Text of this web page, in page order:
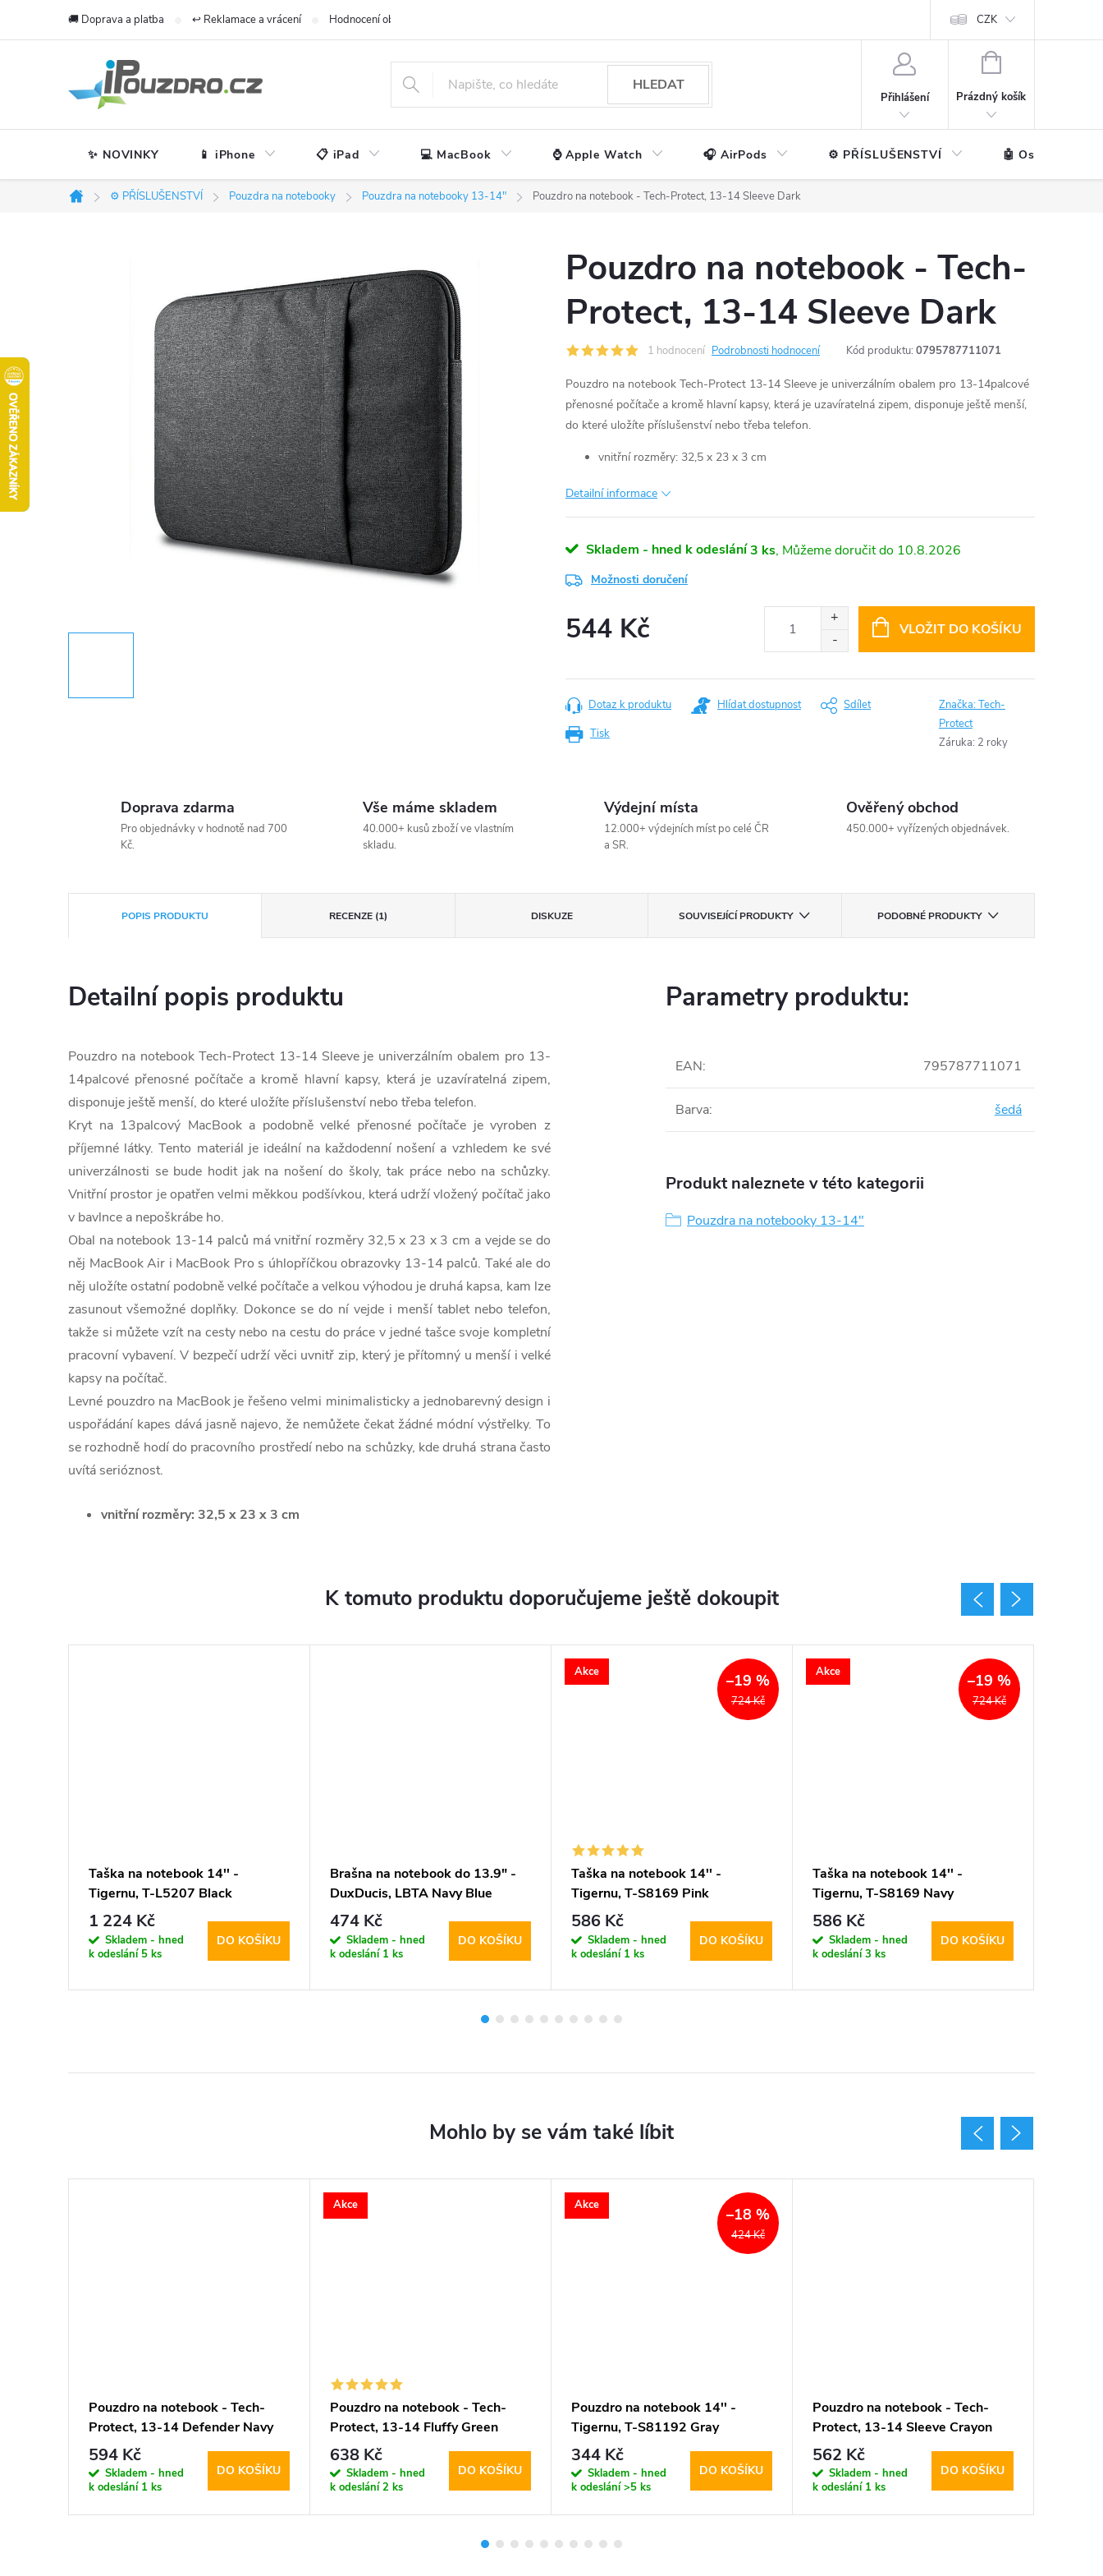
🚚 Doprava a platba ↩️ Reklamace a vrácení Hodnocení obchodu CZK
HLEDAT
Přihlášení
NÁKUPNÍ
Prázdný košík
✨ NOVINKY 📱 iPhone 📋 iPad 💻 MacBook ⌚ Apple Watch 🎧 AirPods ⚙️ PŘÍSLUŠENSTVÍ 🤖 Ostatní
Domů
⚙️ PŘÍSLUŠENSTVÍ Pouzdra na notebooky Pouzdra na notebooky 13-14" Pouzdro na notebook - Tech-Protect, 13-14 Sleeve Dark
Pouzdro na notebook - Tech-
Protect, 13-14 Sleeve Dark
1 hodnocení Podrobnosti hodnocení Kód produktu: 0795787711071
Pouzdro na notebook Tech-Protect 13-14 Sleeve je univerzálním obalem pro 13-14palcové
přenosné počítače a kromě hlavní kapsy, která je uzavíratelná zipem, disponuje ještě menší,
do které uložíte příslušenství nebo třeba telefon.
vnitřní rozměry: 32,5 x 23 x 3 cm
Detailní informace
Skladem - hned k odeslání3 ks 10.8.2026
Možnosti doručení
544 Kč VLOŽIT DO KOŠÍKU
Tisk
Dotaz k produktu Hlídat dostupnost Sdílet Značka:Tech-
Protect
Záruka: 2 roky
Doprava zdarma
Pro objednávky v hodnotě nad 700
Kč.
Vše máme skladem
40.000+ kusů zboží ve vlastním
skladu.
Výdejní místa
12.000+ výdejních míst po celé ČR
a SR.
Ověřený obchod
450.000+ vyřízených objednávek.
POPIS PRODUKTU RECENZE (1) DISKUZE SOUVISEJÍCÍ PRODUKTY PODOBNÉ PRODUKTY
Detailní popis produktu
Pouzdro na notebook Tech-Protect 13-14 Sleeve je univerzálním obalem pro 13-
14palcové přenosné počítače a kromě hlavní kapsy, která je uzavíratelná zipem,
disponuje ještě menší, do které uložíte příslušenství nebo třeba telefon.
Kryt na 13palcový MacBook a podobně velké přenosné počítače je vyroben z
příjemné látky. Tento materiál je ideální na každodenní nošení a vzhledem ke své
univerzálnosti se bude hodit jak na nošení do školy, tak práce nebo na schůzky.
Vnitřní prostor je opatřen velmi měkkou podšívkou, která udrží vložený počítač jako
v bavlnce a nepoškrábe ho.
Obal na notebook 13-14 palců má vnitřní rozměry 32,5 x 23 x 3 cm a vejde se do
něj MacBook Air i MacBook Pro s úhlopříčkou obrazovky 13-14 palců. Také ale do
něj uložíte ostatní podobně velké počítače a velkou výhodou je druhá kapsa, kam lze
zasunout všemožné doplňky. Dokonce se do ní vejde i menší tablet nebo telefon,
takže si můžete vzít na cesty nebo na cestu do práce v jedné tašce svoje kompletní
pracovní vybavení. V bezpečí udrží věci uvnitř zip, který je přítomný u menší i velké
kapsy na počítač.
Levné pouzdro na MacBook je řešeno velmi minimalisticky a jednobarevný design i
uspořádání kapes dává jasně najevo, že nemůžete čekat žádné módní výstřelky. To
se rozhodně hodí do pracovního prostředí nebo na schůzky, kde druhá strana často
uvítá serióznost.
vnitřní rozměry: 32,5 x 23 x 3 cm
Parametry produktu:
EAN: 795787711071
Barva: šedá
Produkt naleznete v této kategorii
Pouzdra na notebooky 13-14"
K tomuto produktu doporučujeme ještě dokoupit
Taška na notebook 14'' -
Tigernu, T-L5207 Black
1 224 Kč
Skladem - hned
k odeslání 5 ks
DO KOŠÍKU
Brašna na notebook do 13.9" -
DuxDucis, LBTA Navy Blue
474 Kč
Skladem - hned
k odeslání 1 ks
DO KOŠÍKU
Akce
724 Kč
–19 %
Taška na notebook 14'' -
Tigernu, T-S8169 Pink
586 Kč
Skladem - hned
k odeslání 1 ks
DO KOŠÍKU
Akce
724 Kč
–19 %
Taška na notebook 14'' -
Tigernu, T-S8169 Navy
586 Kč
Skladem - hned
k odeslání3 ks
DO KOŠÍKU
Pouzdro na notebook - Tech-
Protect, 13-14 Defender Navy
Blue
594 Kč
Skladem - hned
k odeslání 1 ks
DO KOŠÍKU
Akce
Pouzdro na notebook - Tech-
Protect, 13-14 Fluffy Green
638 Kč
Skladem - hned
k odeslání2 ks
DO KOŠÍKU
Akce
424 Kč
–18 %
Pouzdro na notebook 14'' -
Tigernu, T-S81192 Gray
344 Kč
Skladem - hned
k odeslání>5 ks
DO KOŠÍKU
Pouzdro na notebook - Tech-
Protect, 13-14 Sleeve Crayon
Grey
562 Kč
Skladem - hned
k odeslání 1 ks
DO KOŠÍKU